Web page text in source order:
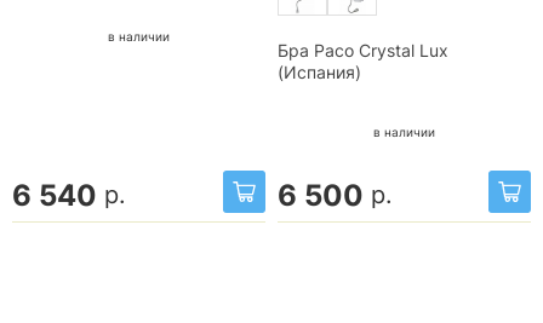
в наличии
6 540 р.
Бра Paco Crystal Lux
(Испания)
в наличии
6 500 р.